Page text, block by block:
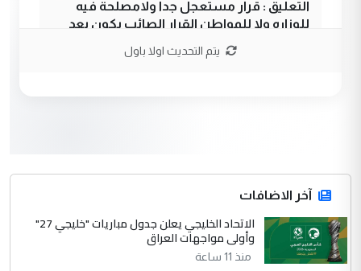
التعليق : قرار مستعجل جدا ولامصلحة فيه
للوزاره ولا للمواطن القرار الصائب يكون بعد
جنسية الرافد الثالث للعراق ومن اصول عريقة
ابا فرات ...
الموضوع :
الجواهري يرد على صدام حسين سل
مضجعيك يابن الزنا (نص كامل)
يتم التحديث اولا باول
آخر الاضافات
الاتحاد الخليجي يعلن جدول مباريات "خليجي 27"
وأولى مواجهات العراق
منذ 11 ساعة